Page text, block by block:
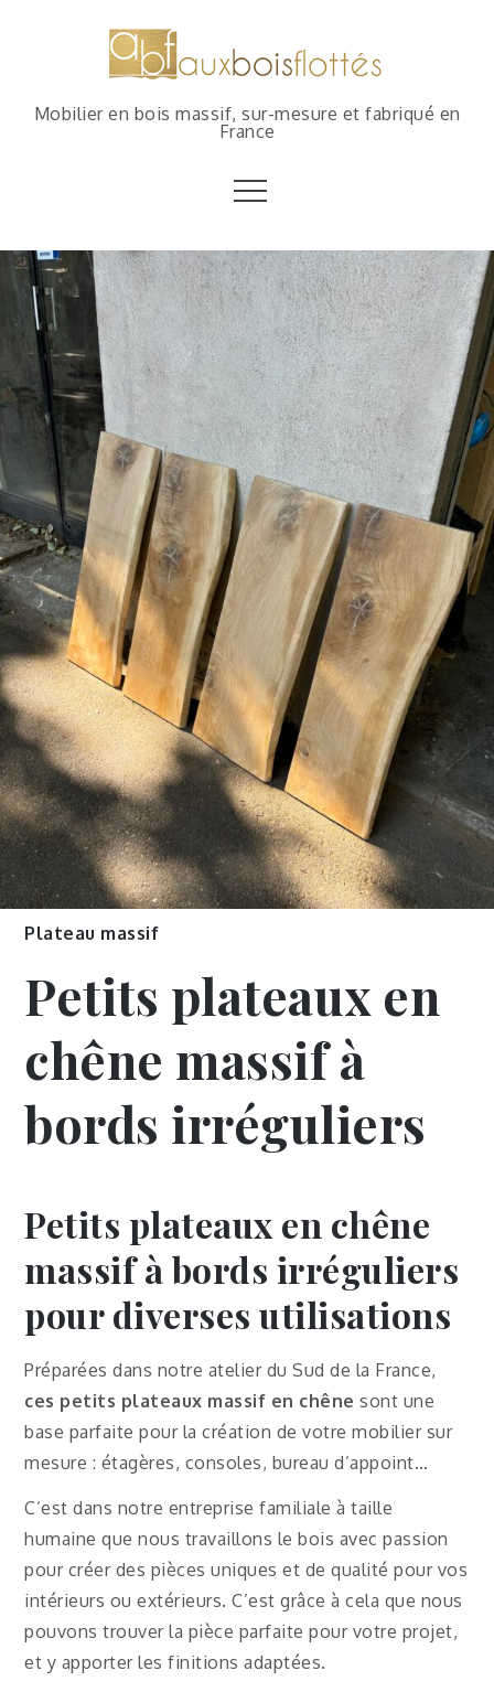
Mobilier en bois massif, sur-mesure et fabriqué en
France
Plateau massif
Petits plateaux en
chêne massif à
bords irréguliers
Petits plateaux en chêne
massif à bords irréguliers
pour diverses utilisations
Préparées dans notre atelier du Sud de la France,
ces petits plateaux massif en chêne sont une
base parfaite pour la création de votre mobilier sur
mesure : étagères, consoles, bureau d’appoint…
C’est dans notre entreprise familiale à taille
humaine que nous travaillons le bois avec passion
pour créer des pièces uniques et de qualité pour vos
intérieurs ou extérieurs. C’est grâce à cela que nous
pouvons trouver la pièce parfaite pour votre projet,
et y apporter les finitions adaptées.